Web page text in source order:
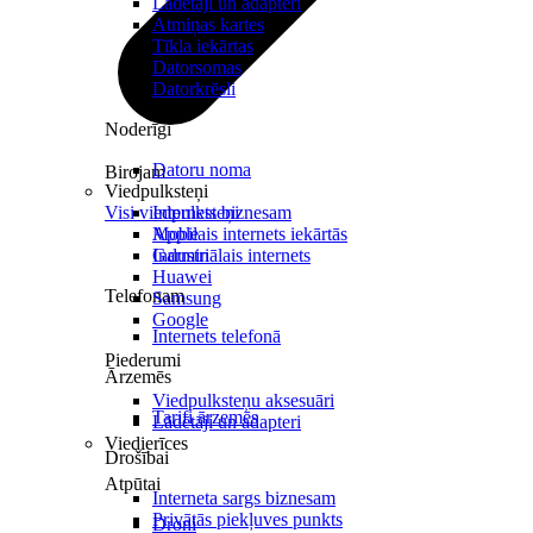
Birojam
Internets biznesam
Mobilais internets iekārtās
Industriālais internets
Telefonam
Internets telefonā
Ārzemēs
Tarifi ārzemēs
Drošībai
Interneta sargs biznesam
Privātās piekļuves punkts
Atmiņas kartes
Tīkla iekārtas
Datorsomas
Datorkrēsli
Noderīgi
Datoru noma
Viedpulksteņi
Visi viedpulksteņi
Apple
Garmin
Huawei
Samsung
Google
Piederumi
Viedpulksteņu aksesuāri
Lādētāji un adapteri
Viedierīces
Atpūtai
Droni